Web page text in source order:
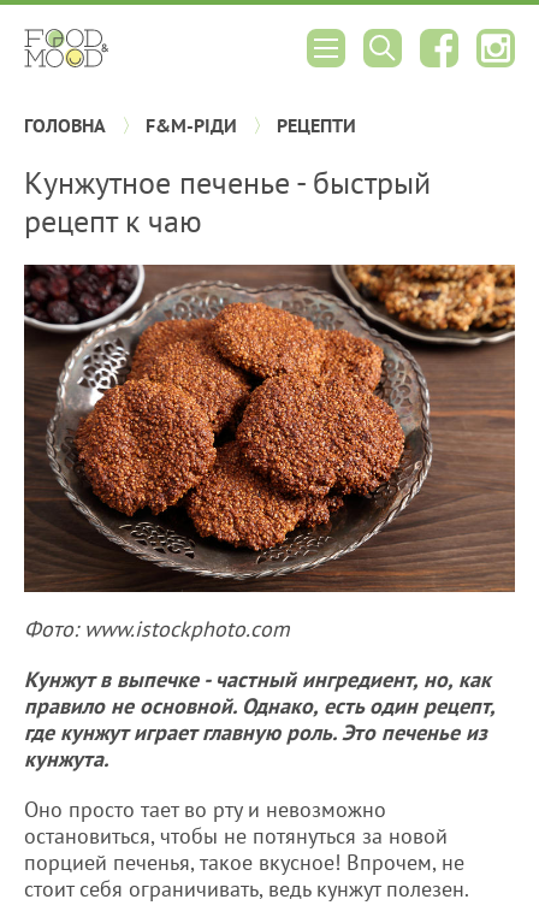
ГОЛОВНА F&M-РІДИ РЕЦЕПТИ
Кунжутное печенье - быстрый
рецепт к чаю
Фото: www.istockphoto.com
Кунжут в выпечке - частный ингредиент, но, как
правило не основной. Однако, есть один рецепт,
где кунжут играет главную роль. Это печенье из
кунжута.
Оно просто тает во рту и невозможно
остановиться, чтобы не потянуться за новой
порцией печенья, такое вкусное! Впрочем, не
стоит себя ограничивать, ведь кунжут полезен.